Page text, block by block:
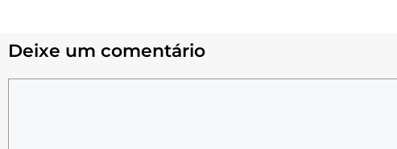
Deixe um comentário